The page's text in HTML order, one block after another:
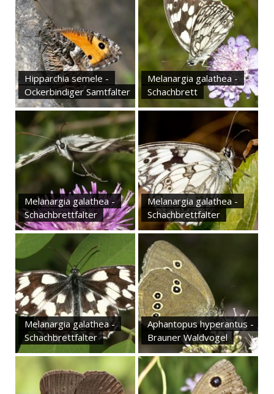
Hipparchia semele -
Ockerbindiger Samtfalter
Melanargia galathea -
Schachbrett
Melanargia galathea -
Schachbrettfalter
Melanargia galathea -
Schachbrettfalter
Melanargia galathea -
Schachbrettfalter
Aphantopus hyperantus -
Brauner Waldvogel